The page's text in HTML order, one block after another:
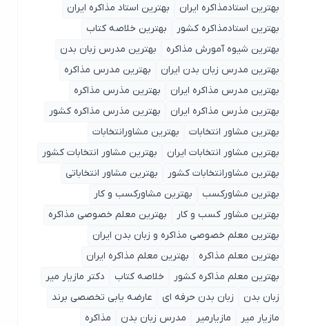
بهترین استادمذاکره ایران
بهترین استاد مذاکره ایران
بهترین استادمذاکره کشور
بهترین خلاصه کتاب
بهترین شیوه آمورش مذاکره
بهترین مدرس زبان بدن
بهترین مدرس زبان بدن ایران
بهترین مدرس مذاکره
بهترین مدرس مذاکره ایران
بهترین مذرس مذاکره
بهترین مذرس مذاکره ایران
بهترین مذرس مذاکره کشور
بهترین مشاور انتخابات
بهترین مشاورانتخابات
بهترین مشاور انتخابات ایران
بهترین مشاور انتخابات کشور
بهترین مشاورانتخابات کشور
بهترین مشاور انتخاباتی
بهترین مشاورکسب
بهترین مشاورکسب و کار
بهترین مشاور کسب و کار
بهترین معلم خصوصی مذاکره
بهترین معلم خصوصی مذاکره و زبان بدن ایران
بهترین معلم مذاکره
بهترین معلم مذاکره ایران
بهترین معلم مذاکره کشور
خلاصه کتاب
دکتر مازیار میر
زبان بدن
زبان بدن حرفه ای
عارضه یابی تخصصی برند
مازیار میر
مازیارمیر مدرس زبان بدن
مذاکره